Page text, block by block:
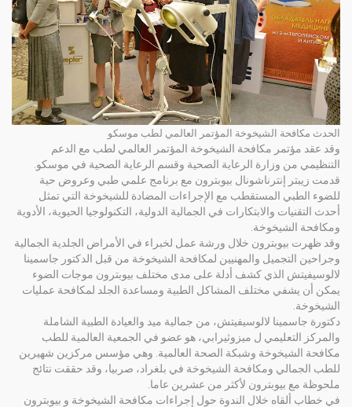
الحدث مكافحة الشيخوخة المؤتمر العالمي لطب موسكو
وقد عقد مؤتمر مكافحة الشيخوخة المؤتمر العالمي لطب مع الدعم
التنظيمي من وزارة الرعاية الصحية وقسم الرعاية الصحية في موسكو.
قدمت زيبتر إنترناشونال بيوبترون مع برنامج علمي طبي وعروض حية
للضوء الطبي المستقطب مع الإجراءات المضادة للشيخوخة التي تمثل
أحدث التقنيات والابتكارات في الجمالية الدولية، التكنولوجيا الحيوية، الأدوية
ومكافحة الشيخوخة.
وقد ظهرت بيوبترون خلال ورشة عمل لخبراء في الأمراض الجلدية الجمالية
وجراحين التجميل والمهنيين لمكافحة الشيخوخة من قبل الدكتور جاسمينا
لالوسيفيتش الذي كشف أدلة على مدى مختلف بيوبترون موجات الضوء
يمكن أن يشفي مختلف المشاكل الطبية ومساعدة الجلد لمكافحة عمليات
الشيخوخة.
دكتورة جاسمينا لالوسيفيتش، من جمالية ميد والعيادة الطبية الشاملة
والمركز التعليمي ل ميزوثيرابي، هو عضو في الجمعية العالمية للطب
مكافحة الشيخوخة وشبكة الصحة العالمية. وهي مؤسس مركزين شهيرين
للطب الجمالي ومكافحة الشيخوخة في بلغراد، صربيا، وقد حققت نتائج
ملحوظة مع بيوبترون لأكثر من عشرين عاما.
في خطاب ألقاه خلال الندوة حول إجراءات مكافحة الشيخوخة و بيوبترون